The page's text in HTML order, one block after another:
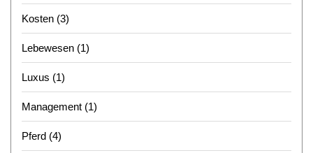
Kosten (3)
Lebewesen (1)
Luxus (1)
Management (1)
Pferd (4)